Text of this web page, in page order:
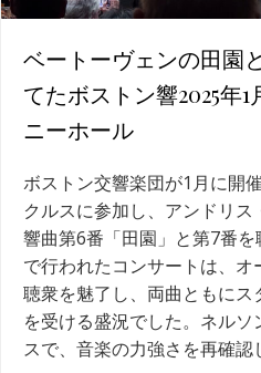
ベートーヴェンの田園
てたボストン響2025年
ニーホール
ボストン交響楽団が1月に開
クルスに参加し、アンドリ
響曲第6番「田園」と第7番
で行われたコンサートは、
聴衆を魅了し、両曲ともに
を受ける盛況でした。ネル
スで、音楽の力強さを再確認